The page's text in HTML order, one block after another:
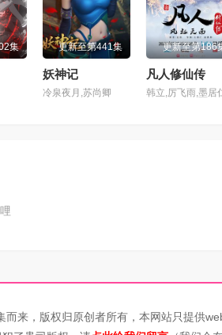
第103集
第107集
第111集
第131集
集 更新至第441集
妖神记
冷泉夜月,苏尚卿
更新至第186
凡人修仙传
韩立,厉飞雨,墨居
来，版权归原创者所有，本网站只提供